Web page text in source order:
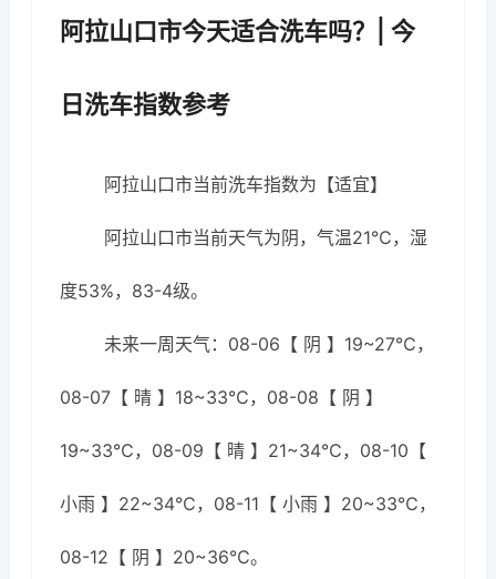
阿拉山口市今天适合洗车吗？| 今
日洗车指数参考
阿拉山口市当前洗车指数为【适宜】
阿拉山口市当前天气为阴，气温21℃，湿
度53%，83-4级。
未来一周天气：08-06【 阴 】19~27℃，
08-07【 晴 】18~33℃，08-08【 阴 】
19~33℃，08-09【 晴 】21~34℃，08-10【
小雨 】22~34℃，08-11【 小雨 】20~33℃，
08-12【 阴 】20~36℃。